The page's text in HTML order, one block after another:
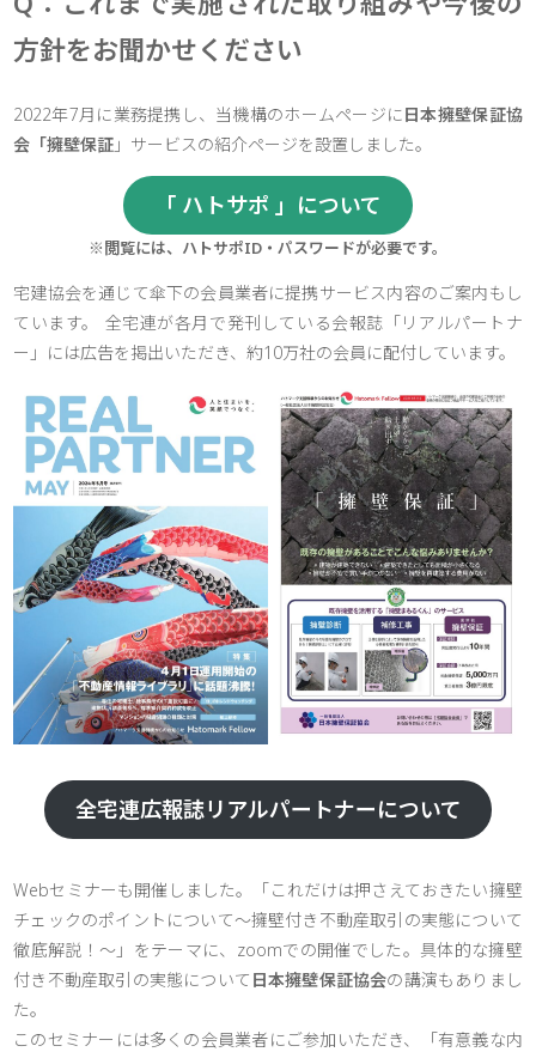
方針をお聞かせください
2022年7月に業務提携し、当機構のホームページに日本擁壁保証協
会「擁壁保証 」サービスの紹介ページを設置しました。
「 ハトサポ 」について
※閲覧には、ハトサポID・パスワードが必要です。
宅建協会を通じて傘下の会員業者に提携サービス内容のご案内もし
ています。 全宅連が各月で発刊している会報誌「リアルパートナ
ー」には広告を掲出いただき、約10万社の会員に配付しています。
全宅連広報誌リアルパートナーについて
Webセミナーも開催しました。「これだけは押さえておきたい擁壁
チェックのポイントについて～擁壁付き不動産取引の実態について
徹底解説！～」をテーマに、zoomでの開催でした。具体的な擁壁
付き不動産取引の実態について 日本擁壁保証協会の講演もありまし
た。
このセミナーには多くの会員業者にご参加いただき、「有意義な内